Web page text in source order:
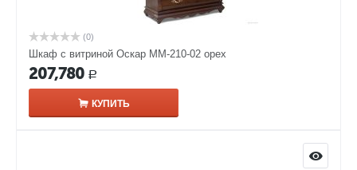
(0)
Шкаф с витриной Оскар ММ-210-02 орех
207,780 Р
КУПИТЬ